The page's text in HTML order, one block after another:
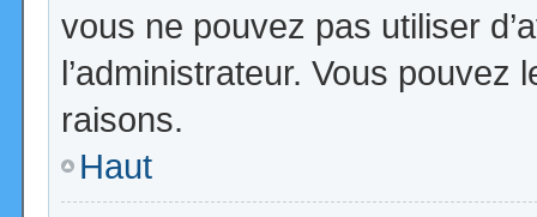
vous ne pouvez pas utiliser
l’administrateur. Vous
raisons.
Haut